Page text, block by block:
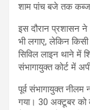
शाम पांच बजे तक
इस दौरान प्रशासन ने
भी लगाए, लेकिन
सिविल लाइन थाने में
संभागायुक्त कोर्ट में
पूर्व संभागायुक्त नीलम
गया। 30 अक्टूबर को